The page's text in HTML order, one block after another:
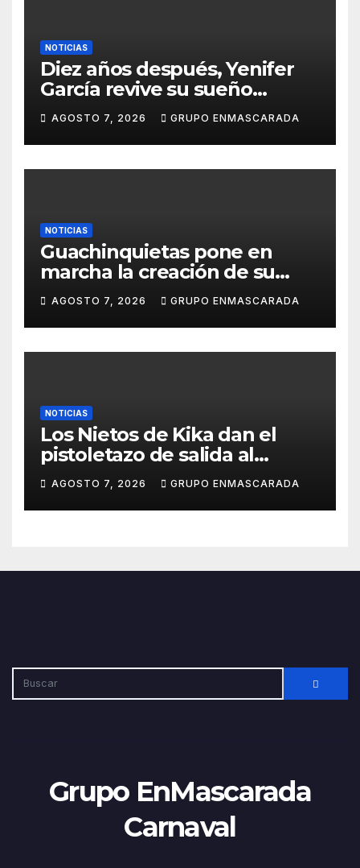
NOTICIAS
Diez años después, Yenifer
García revive su sueño
carnavalero en el vídeo de
presentación de San Juan de
la Rambla para el Grand Prix
AGOSTO 7, 2026 GRUPO ENMASCARADA
NOTICIAS
Guachinquietas pone en
marcha la creación de su
repertorio para el Carnaval
2027
AGOSTO 7, 2026 GRUPO ENMASCARADA
NOTICIAS
Los Nietos de Kika dan el
pistoletazo de salida al
Carnaval 2027 con el inicio de
sus ensayos
AGOSTO 7, 2026 GRUPO ENMASCARADA
Grupo EnMascarada
Carnaval